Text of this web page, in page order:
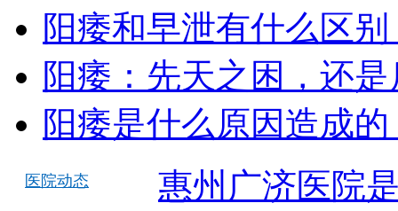
阳痿和早泄有什么区别
阳痿：先天之困，还
阳痿是什么原因造成的
医院动态
惠州广济医院